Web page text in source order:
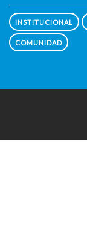
INSTITUCIONAL
COMUNIDAD